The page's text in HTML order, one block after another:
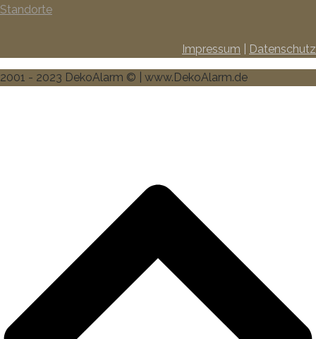
Standorte
Impressum Datenschutz
2001 - 2023 DekoAlarm © | www.DekoAlarm.de